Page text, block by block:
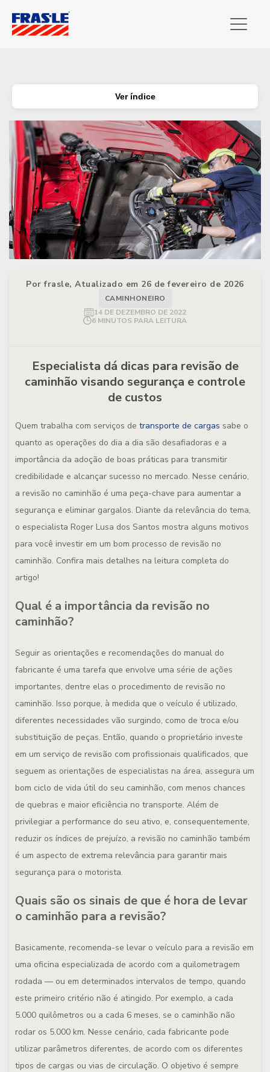
Ver índice
Por frasle, Atualizado em 26 de fevereiro de 2026
CAMINHONEIRO
14 DE DEZEMBRO DE 2022
6 MINUTOS PARA LEITURA
Especialista dá dicas para revisão de
caminhão visando segurança e controle
de custos
Quem trabalha com serviços de transporte de cargas sabe o
quanto as operações do dia a dia são desafiadoras e a
importância da adoção de boas práticas para transmitir
credibilidade e alcançar sucesso no mercado. Nesse cenário,
a revisão no caminhão é uma peça-chave para aumentar a
segurança e eliminar gargalos. Diante da relevância do tema,
o especialista Roger Lusa dos Santos mostra alguns motivos
para você investir em um bom processo de revisão no
caminhão. Confira mais detalhes na leitura completa do
artigo!
Qual é a importância da revisão no
caminhão?
Seguir as orientações e recomendações do manual do
fabricante é uma tarefa que envolve uma série de ações
importantes, dentre elas o procedimento de revisão no
caminhão. Isso porque, à medida que o veículo é utilizado,
diferentes necessidades vão surgindo, como de troca e/ou
substituição de peças. Então, quando o proprietário investe
em um serviço de revisão com profissionais qualificados, que
seguem as orientações de especialistas na área, assegura um
bom ciclo de vida útil do seu caminhão, com menos chances
de quebras e maior eficiência no transporte. Além de
privilegiar a performance do seu ativo, e, consequentemente,
reduzir os índices de prejuízo, a revisão no caminhão também
é um aspecto de extrema relevância para garantir mais
segurança para o motorista.
Quais são os sinais de que é hora de levar
o caminhão para a revisão?
Basicamente, recomenda-se levar o veículo para a revisão em
uma oficina especializada de acordo com a quilometragem
rodada — ou em determinados intervalos de tempo, quando
este primeiro critério não é atingido. Por exemplo, a cada
5.000 quilômetros ou a cada 6 meses, se o caminhão não
rodar os 5.000 km. Nesse cenário, cada fabricante pode
utilizar parâmetros diferentes, de acordo com os diferentes
tipos de cargas ou vias de circulação. O objetivo é sempre